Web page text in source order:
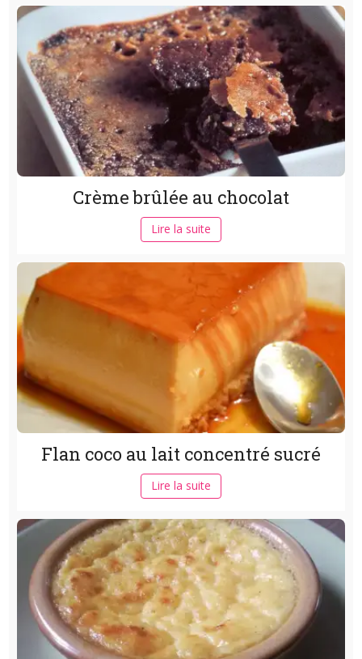
Crème brûlée au chocolat
Lire la suite
Flan coco au lait concentré sucré
Lire la suite